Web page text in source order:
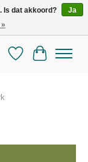
Verlanglijst
Is dat akkoord?
Ja